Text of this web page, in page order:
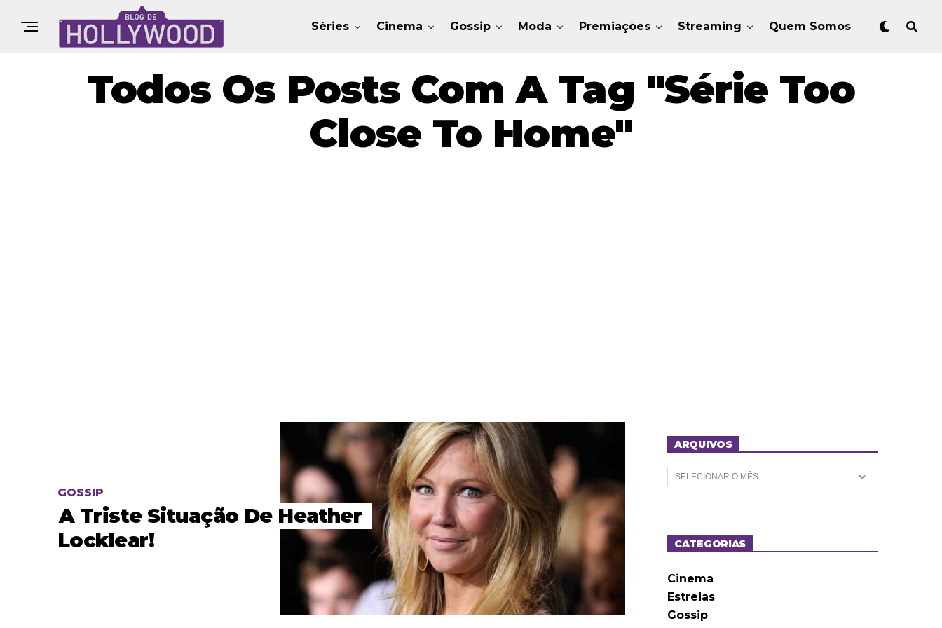
Séries Cinema Gossip Moda Premiações Streaming Quem Somos
Todos Os Posts Com A Tag "Série Too
Close To Home"
GOSSIP
A Triste Situação De Heather
Locklear!
ARQUIVOS
A
r
o
sCATEGORIAS
Cinema
Estreias
Gossip